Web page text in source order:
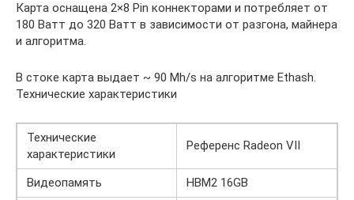
Карта оснащена 2×8 Pin коннекторами и потребляет от
180 Ватт до 320 Ватт в зависимости от разгона, майнера
и алгоритма.
В стоке карта выдает ~ 90 Mh/s на алгоритме Ethash.
Технические характеристики
Технические
характеристики
Референс Radeon VII
Видеопамять HBM2 16GB